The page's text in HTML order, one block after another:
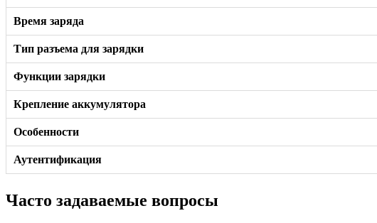
Время заряда
Тип разъема для зарядки
Функции зарядки
Крепление аккумулятора
Особенности
Аутентификация
Часто задаваемые вопросы